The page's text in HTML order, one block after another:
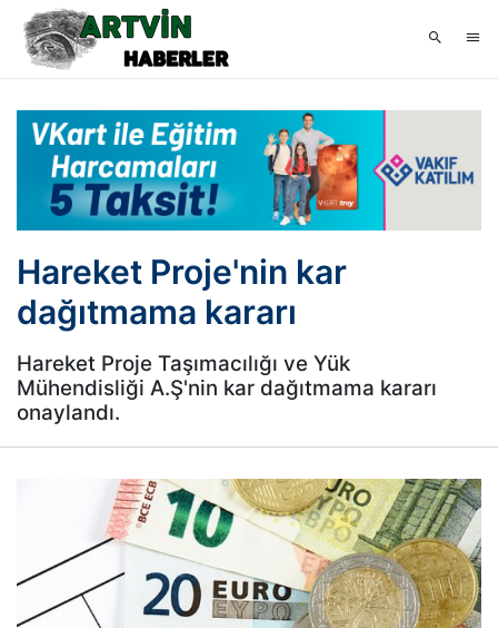
Hareket Proje'nin kar
dağıtmama kararı
Hareket Proje Taşımacılığı ve Yük
Mühendisliği A.Ş'nin kar dağıtmama kararı
onaylandı.